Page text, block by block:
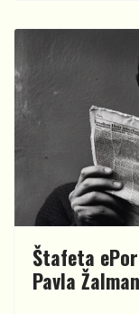
Štafeta
Pavla